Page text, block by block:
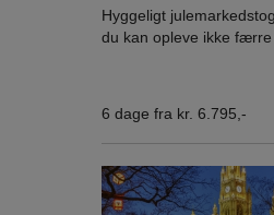
Hyggeligt
du kan opleve ikke færre
6 dage fra kr. 6.795,-